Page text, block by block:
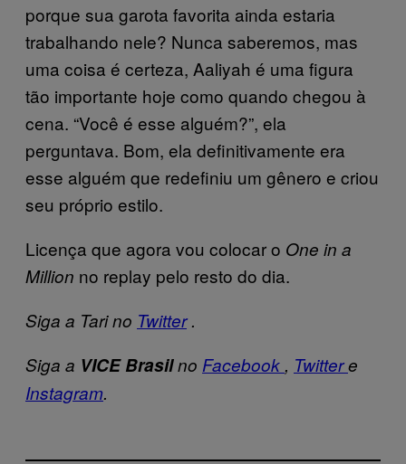
porque sua garota favorita ainda estaria
trabalhando nele? Nunca saberemos, mas
uma coisa é certeza, Aaliyah é uma figura
tão importante hoje como quando chegou à
cena. “Você é esse alguém?”, ela
perguntava. Bom, ela definitivamente era
esse alguém que redefiniu um gênero e criou
seu próprio estilo.
Licença que agora vou colocar o One in a
Million no replay pelo resto do dia.
Siga a Tari no Twitter.
Siga a VICE Brasilno Facebook, Twittere
Instagram.